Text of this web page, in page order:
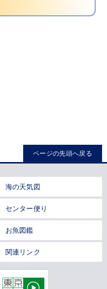
ページの先頭へ戻る
海の天気図
センター便り
お魚図鑑
関連リンク